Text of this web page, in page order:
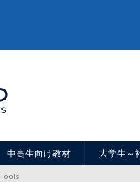
中高生向け教材 大学生～